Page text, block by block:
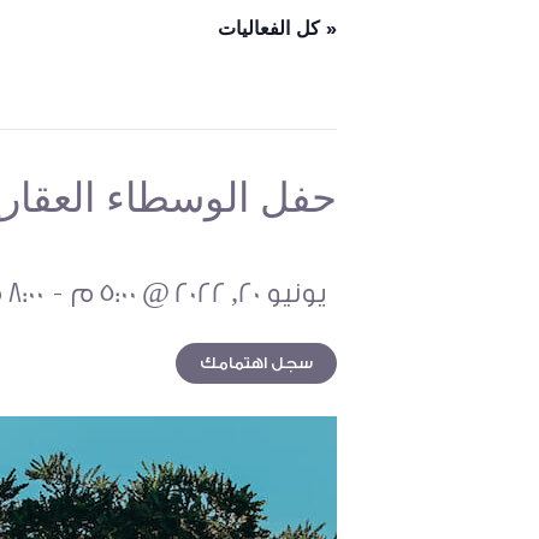
« كل الفعاليات
حفل الوسطاء
يونيو 20, 2022 @ 5:00 م - 8:00 م
سجل اهتمامك